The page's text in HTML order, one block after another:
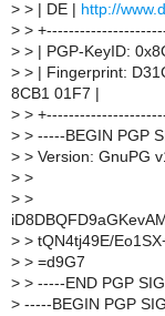
> > | DE | http://
> >
> > | PGP-KeyID:
> > | Fingerprint:
8CB1 01F7 |
> >
> > -----BEGIN PGP
> > Version: GnuPG
> >
> >
> > tQN4tj49E/
> > =d9G7
> > -----END PGP
> -----BEGIN PGP